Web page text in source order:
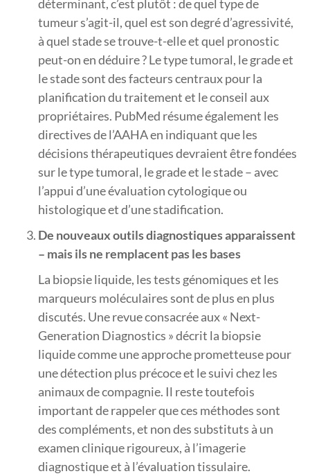
déterminant, c’est plutôt : de quel type de
tumeur s’agit-il, quel est son degré d’agressivité,
à quel stade se trouve-t-elle et quel pronostic
peut-on en déduire ? Le type tumoral, le grade et
le stade sont des facteurs centraux pour la
planification du traitement et le conseil aux
propriétaires. PubMed résume également les
directives de l’AAHA en indiquant que les
décisions thérapeutiques devraient être fondées
sur le type tumoral, le grade et le stade – avec
l’appui d’une évaluation cytologique ou
histologique et d’une stadification.
De nouveaux outils diagnostiques apparaissent
– mais ils ne remplacent pas les bases
La biopsie liquide, les tests génomiques et les
marqueurs moléculaires sont de plus en plus
discutés. Une revue consacrée aux « Next-
Generation Diagnostics » décrit la biopsie
liquide comme une approche prometteuse pour
une détection plus précoce et le suivi chez les
animaux de compagnie. Il reste toutefois
important de rappeler que ces méthodes sont
des compléments, et non des substituts à un
examen clinique rigoureux, à l’imagerie
diagnostique et à l’évaluation tissulaire.